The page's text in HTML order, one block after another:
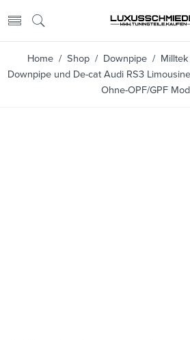
Home / Shop / Downpipe / Milltek
Downpipe und De-cat Audi RS3
Ohne-OPF/GPF